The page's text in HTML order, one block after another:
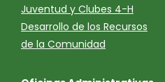
Juventud y Clubes 4-H
Desarrollo de los Recursos
de la Comunidad